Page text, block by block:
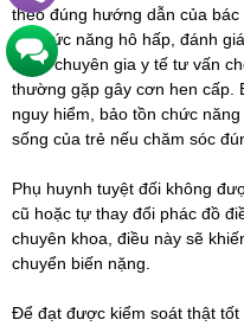
theo đúng hướng dẫn của
về chức năng hô hấp, đánh
nghe chuyên gia y tế tư vấn
thường gặp gây cơn hen cấp.
nguy hiểm, bảo tồn chức
sống của trẻ nếu chăm sóc
Phụ huynh tuyệt đối không
cũ hoặc tự thay đổi phác đồ
chuyên khoa, điều này sẽ
chuyển biến nặng.
Để đạt được kiểm soát thật